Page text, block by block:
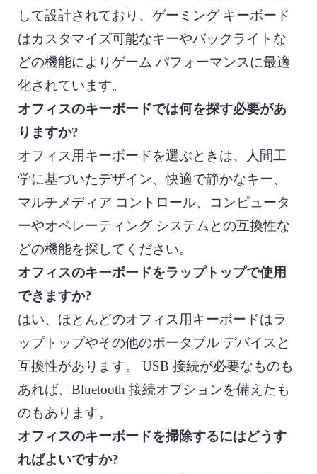
して設計されており、ゲーミング キーボード
はカスタマイズ可能なキーやバックライトな
どの機能によりゲーム パフォーマンスに最適
化されています。
オフィスのキーボードでは何を探す必要があ
りますか?
オフィス用キーボードを選ぶときは、人間工
学に基づいたデザイン、快適で静かなキー、
マルチメディア コントロール、コンピュータ
ーやオペレーティング システムとの互換性な
どの機能を探してください。
オフィスのキーボードをラップトップで使用
できますか?
はい、ほとんどのオフィス用キーボードはラ
ップトップやその他のポータブル デバイスと
互換性があります。 USB 接続が必要なものも
あれば、Bluetooth 接続オプションを備えたも
のもあります。
オフィスのキーボードを掃除するにはどうす
ればよいですか?